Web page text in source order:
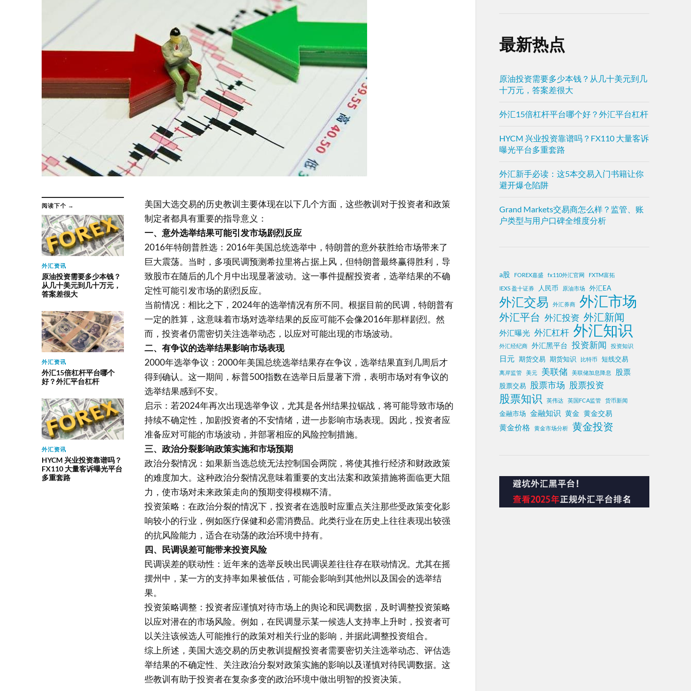
阅读下个 →
外汇资讯
原油投资需要多少本钱？
从几十美元到几十万元，
答案差很大
外汇资讯
外汇15倍杠杆平台哪个
好？外汇平台杠杆
外汇资讯
HYCM 兴业投资靠谱吗？
FX110 大量客诉曝光平台
多重套路
美国大选交易的历史教训主要体现在以下几个方面，这些教训对于投资者和政策
制定者都具有重要的指导意义：
一、意外选举结果可能引发市场剧烈反应
2016年特朗普胜选：2016年美国总统选举中，特朗普的意外获胜给市场带来了
巨大震荡。当时，多项民调预测希拉里将占据上风，但特朗普最终赢得胜利，导
致股市在随后的几个月中出现显著波动。这一事件提醒投资者，选举结果的不确
定性可能引发市场的剧烈反应。
当前情况：相比之下，2024年的选举情况有所不同。根据目前的民调，特朗普有
一定的胜算，这意味着市场对选举结果的反应可能不会像2016年那样剧烈。然
而，投资者仍需密切关注选举动态，以应对可能出现的市场波动。
二、有争议的选举结果影响市场表现
2000年选举争议：2000年美国总统选举结果存在争议，选举结果直到几周后才
得到确认。这一期间，标普500指数在选举日后显著下滑，表明市场对有争议的
选举结果感到不安。
启示：若2024年再次出现选举争议，尤其是各州结果拉锯战，将可能导致市场的
持续不确定性，加剧投资者的不安情绪，进一步影响市场表现。因此，投资者应
准备应对可能的市场波动，并部署相应的风险控制措施。
三、政治分裂影响政策实施和市场预期
政治分裂情况：如果新当选总统无法控制国会两院，将使其推行经济和财政政策
的难度加大。这种政治分裂情况意味着重要的支出法案和政策措施将面临更大阻
力，使市场对未来政策走向的预期变得模糊不清。
投资策略：在政治分裂的情况下，投资者在选股时应重点关注那些受政策变化影
响较小的行业，例如医疗保健和必需消费品。此类行业在历史上往往表现出较强
的抗风险能力，适合在动荡的政治环境中持有。
四、民调误差可能带来投资风险
民调误差的联动性：近年来的选举反映出民调误差往往存在联动情况。尤其在摇
摆州中，某一方的支持率如果被低估，可能会影响到其他州以及国会的选举结
果。
投资策略调整：投资者应谨慎对待市场上的舆论和民调数据，及时调整投资策略
以应对潜在的市场风险。例如，在民调显示某一候选人支持率上升时，投资者可
以关注该候选人可能推行的政策对相关行业的影响，并据此调整投资组合。
综上所述，美国大选交易的历史教训提醒投资者需要密切关注选举动态、评估选
举结果的不确定性、关注政治分裂对政策实施的影响以及谨慎对待民调数据。这
些教训有助于投资者在复杂多变的政治环境中做出明智的投资决策。
最新热点
原油投资需要多少本钱？从几十美元到几
十万元，答案差很大
外汇15倍杠杆平台哪个好？外汇平台杠杆
HYCM 兴业投资靠谱吗？FX110 大量客诉
曝光平台多重套路
外汇新手必读：这5本交易入门书籍让你
避开爆仓陷阱
Grand Markets交易商怎么样？监管、账
户类型与用户口碑全维度分析
a股 FOREX嘉盛 fx110外汇官网
FXTM富拓
IEXS 盈十证券
人民币 原油市场 外汇EA
外汇交易 外汇券商 外汇市场
外汇平台 外汇投资 外汇新闻
外汇曝光 外汇杠杆 外汇知识
外汇经纪商 外汇黑平台 投资新闻 投资知识
日元 期货交易 期货知识 比特币 短线交易
离岸监管 美元 美联储 美联储加息降息 股票
股票交易 股票市场 股票投资
股票知识 英伟达 英国FCA监管 货币新闻
金融市场 金融知识 黄金 黄金交易
黄金价格 黄金市场分析 黄金投资